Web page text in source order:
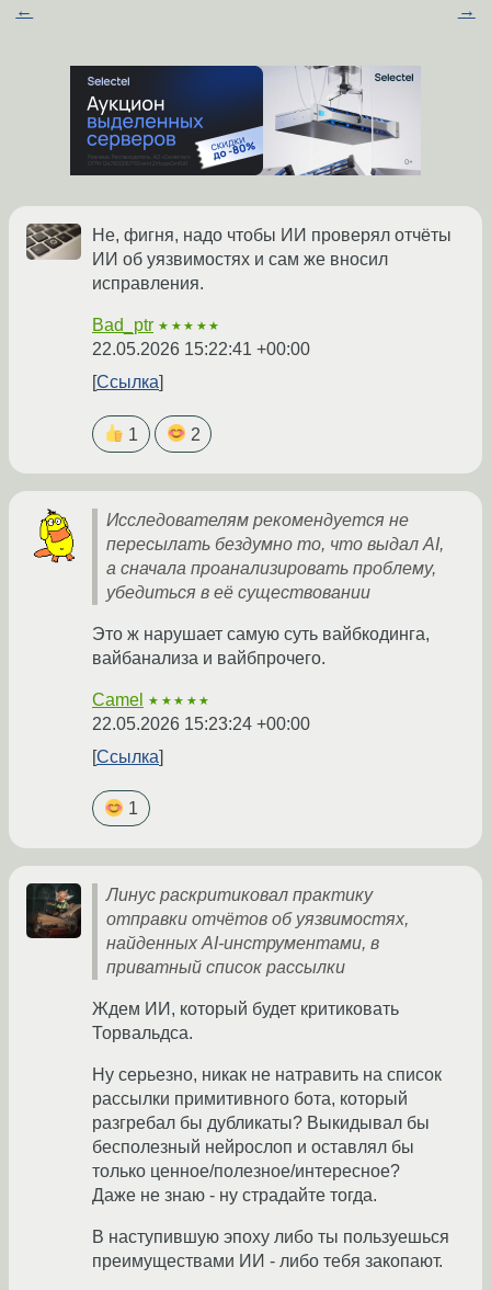
← →
Не, фигня, надо чтобы ИИ проверял отчёты
ИИ об уязвимостях и сам же вносил
исправления.
Bad_ptr ★★★★★
22.05.2026 15:22:41 +00:00
Ссылка
1 2
Исследователям рекомендуется не
пересылать бездумно то, что выдал AI,
а сначала проанализировать проблему,
убедиться в её существовании
Это ж нарушает самую суть вайбкодинга,
вайбанализа и вайбпрочего.
Camel ★★★★★
22.05.2026 15:23:24 +00:00
Ссылка
1
Линус раскритиковал практику
отправки отчётов об уязвимостях,
найденных AI-инструментами, в
приватный список рассылки
Ждем ИИ, который будет критиковать
Торвальдса.
Ну серьезно, никак не натравить на список
рассылки примитивного бота, который
разгребал бы дубликаты? Выкидывал бы
бесполезный нейрослоп и оставлял бы
только ценное/полезное/интересное?
Даже не знаю - ну страдайте тогда.
В наступившую эпоху либо ты пользуешься
преимуществами ИИ - либо тебя закопают.